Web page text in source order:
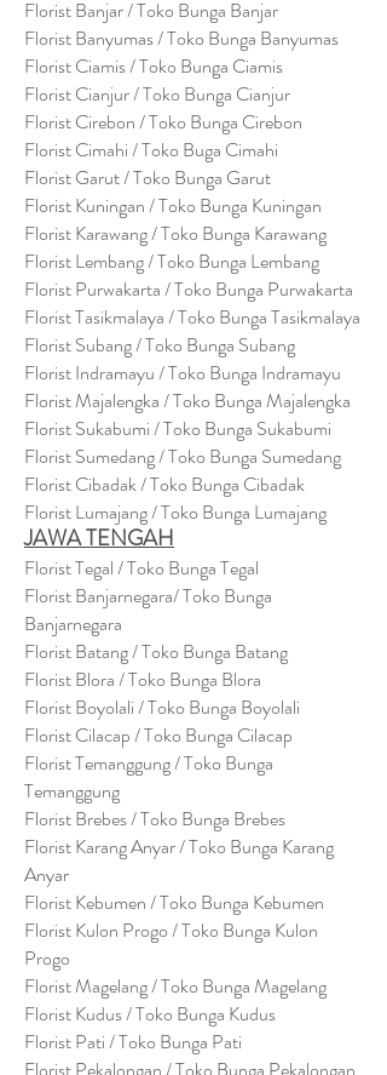
Florist Banjar / Toko Bunga Banjar
Florist Banyumas / Toko Bunga Banyumas
Florist Ciamis / Toko Bunga Ciamis
Florist Cianjur / Toko Bunga Cianjur
Florist Cirebon / Toko Bunga Cirebon
Florist Cimahi / Toko Buga Cimahi
Florist Garut / Toko Bunga Garut
Florist Kuningan / Toko Bunga Kuningan
Florist Karawang / Toko Bunga Karawang
Florist Lembang / Toko Bunga Lembang
Florist Purwakarta / Toko Bunga Purwakarta
Florist Tasikmalaya / Toko Bunga Tasikmalaya
Florist Subang / Toko Bunga Subang
Florist Indramayu / Toko Bunga Indramayu
Florist Majalengka / Toko Bunga Majalengka
Florist Sukabumi / Toko Bunga Sukabumi
Florist Sumedang / Toko Bunga Sumedang
Florist Cibadak / Toko Bunga Cibadak
Florist Lumajang / Toko Bunga Lumajang
JAWA TENGAH
Florist Tegal / Toko Bunga Tegal
Florist Banjarnegara/ Toko Bunga
Banjarnegara
Florist Batang / Toko Bunga Batang
Florist Blora / Toko Bunga Blora
Florist Boyolali / Toko Bunga Boyolali
Florist Cilacap / Toko Bunga Cilacap
Florist Temanggung / Toko Bunga
Temanggung
Florist Brebes / Toko Bunga Brebes
Florist Karang Anyar / Toko Bunga Karang
Anyar
Florist Kebumen / Toko Bunga Kebumen
Florist Kulon Progo / Toko Bunga Kulon
Progo
Florist Magelang / Toko Bunga Magelang
Florist Kudus / Toko Bunga Kudus
Florist Pati / Toko Bunga Pati